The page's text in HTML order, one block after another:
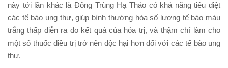
này tới lần khác là Đông Trùng Hạ Thảo có khả năng tiêu diệt
các tế bào ung thư, giúp bình thường hóa số lượng tế bào máu
trắng thấp diễn ra do kết quả của hóa trị, và thậm chí làm cho
một số thuốc điều trị trở nên độc hại hơn đối với các tế bào ung
thư.